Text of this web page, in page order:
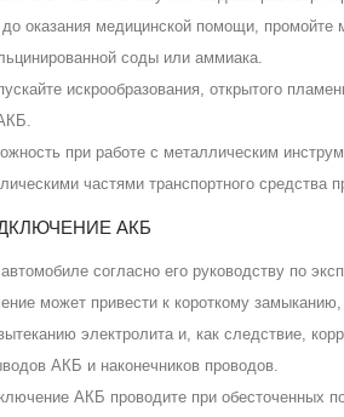
оказания медицинской помощи,
соды или аммиака.
искрообразования, открытого
при работе с металлическим
частями транспортного средства
АКБ
согласно его руководству по
может привести к короткому
электролита и, как следствие,
АКБ и наконечников проводов.
АКБ проводите при обесточенных